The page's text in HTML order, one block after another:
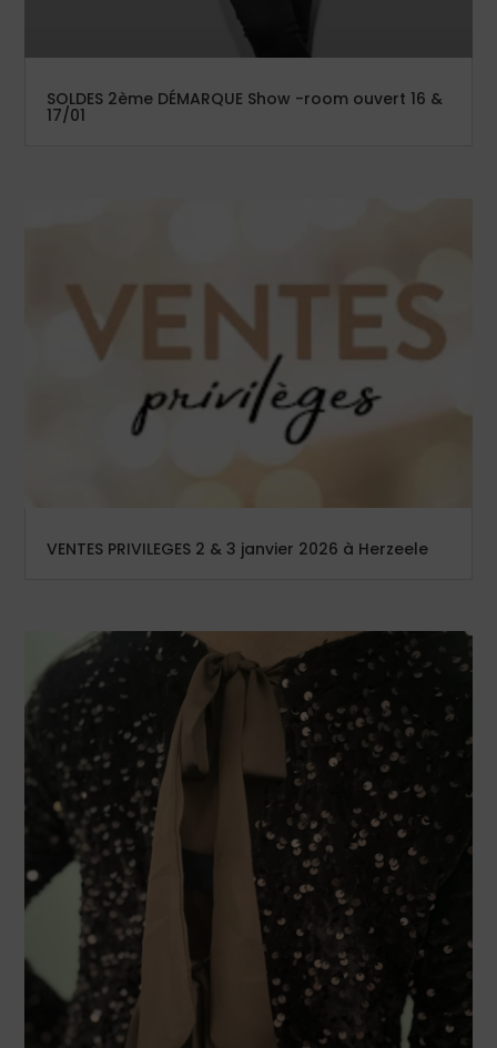
SOLDES 2ème DÉMARQUE Show -room ouvert 16 &
17/01
VENTES PRIVILEGES 2 & 3 janvier 2026 à Herzeele